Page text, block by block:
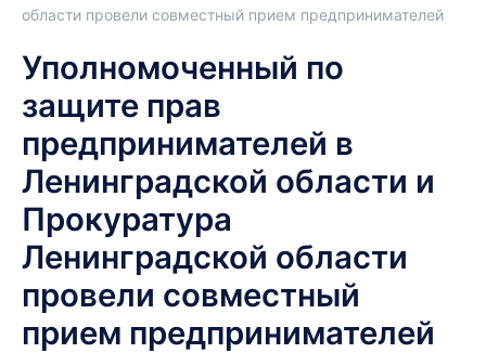
области провели совместный прием предпринимателей
Уполномоченный по
защите прав
предпринимателей в
Ленинградской области и
Прокуратура
Ленинградской области
провели совместный
прием предпринимателей